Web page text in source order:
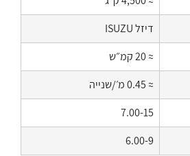
דיזל ISUZU
≈ 20 קמ״ש
≈ 0.45 מ׳/שנייה
7.00-15
6.00-9